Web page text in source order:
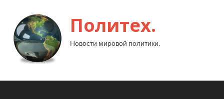
Политех.
Новости мировой политики.